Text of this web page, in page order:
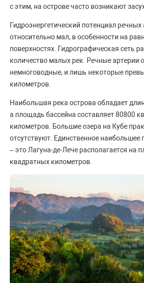
с этим, на острове часто возникают
Гидроэнергетический потенциал речных
относительно мал, в особенности на
поверхностях. Гидрографическая сеть
количество малых рек. Речные артерии
немноговодные, и лишь некоторые
километров.
Наибольшая река острова обладает
а площадь бассейна составляет 80800
километров. Большие озера на Кубе
отсутствуют. Единственное наибольшее
– это Лагуна-де-Лече располагается на
квадратных километров.